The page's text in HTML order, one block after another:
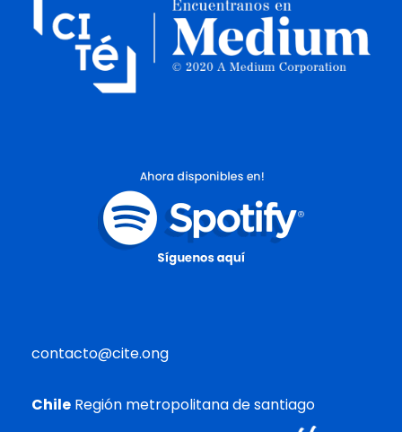
contacto@cite.ong
Chile Región metropolitana de santiago